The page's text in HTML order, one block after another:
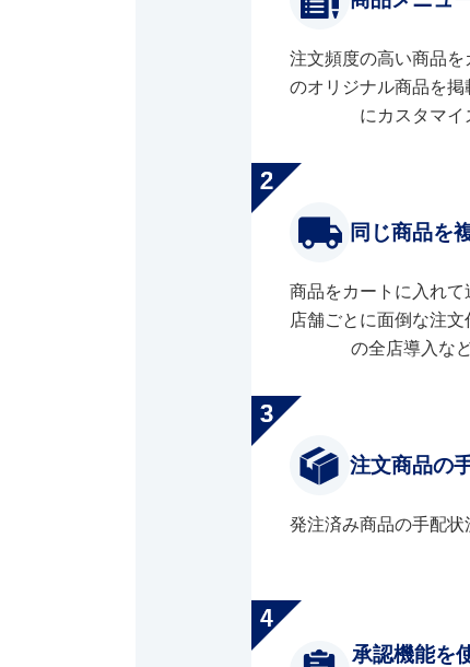
注文頻度の高い商品
のオリジナル商品を
にカスタマイ
同じ商品を
商品をカートに入れて
店舗ごとに面倒な注
の全店導入な
注文商品の
発注済み商品の手配
承認機能を